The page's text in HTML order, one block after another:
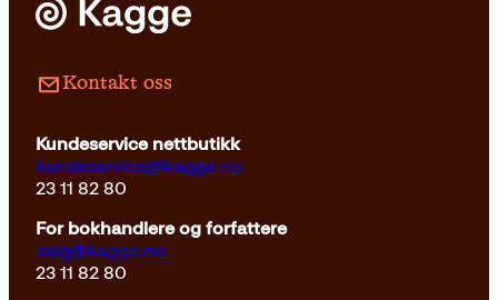
Kontakt oss
Kundeservice nettbutikk
kundeservice@kagge.no
23 11 82 80
For bokhandlere og forfattere
salg@kagge.no
23 11 82 80